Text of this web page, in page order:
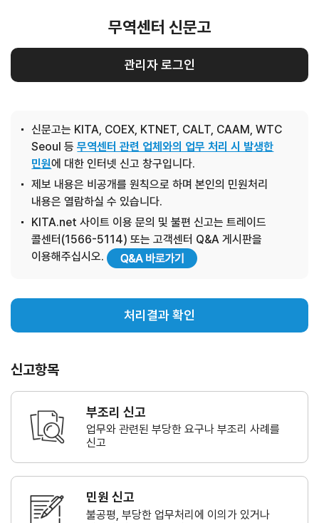
무역센터 신문고
관리자 로그인
신문고는 KITA, COEX, KTNET, CALT, CAAM, WTC
Seoul 등무역센터 관련 업체와의 업무 처리 시 발생한
민원에 대한 인터넷 신고 창구입니다.
제보 내용은 비공개를 원칙으로 하며 본인의 민원처리
내용은 열람하실 수 있습니다.
KITA.net 사이트 이용 문의 및 불편 신고는 트레이드
콜센터(1566-5114) 또는 고객센터 Q&A 게시판을
이용해주십시오.
처리결과 확인
신고항목
부조리 신고
업무와 관련된 부당한 요구나 부조리 사례를
신고
민원 신고
불공평, 부당한 업무처리에 이의가 있거나